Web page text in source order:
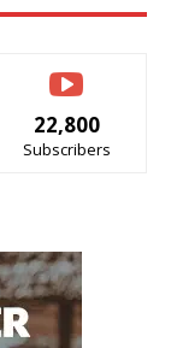
22,800
Subscribers